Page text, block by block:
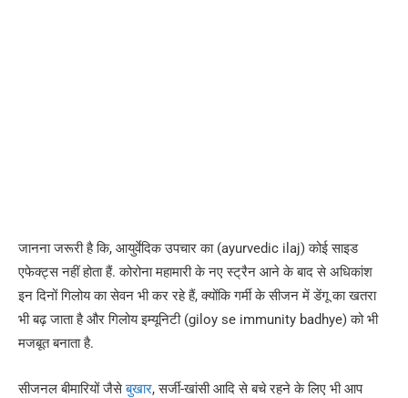
जानना जरूरी है कि, आयुर्वेदिक उपचार का (ayurvedic ilaj) कोई साइड
एफेक्ट्स नहीं होता हैं. कोरोना महामारी के नए स्ट्रैन आने के बाद से अधिकांश
इन दिनों गिलोय का सेवन भी कर रहे हैं, क्योंकि गर्मी के सीजन में डेंगू का खतरा
भी बढ़ जाता है और गिलोय इम्यूनिटी (giloy se immunity badhye) को भी
मजबूत बनाता है.
सीजनल बीमारियों जैसेबुखार, सर्जी-खांसी आदि से बचे रहने के लिए भी आप